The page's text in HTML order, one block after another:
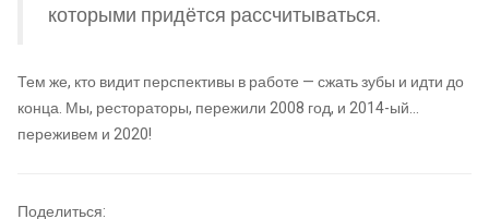
которыми придётся рассчитываться.
Тем же, кто видит перспективы в работе — сжать зубы и идти до
конца. Мы, рестораторы, пережили 2008 год, и 2014-ый…
переживем и 2020!
Поделиться: